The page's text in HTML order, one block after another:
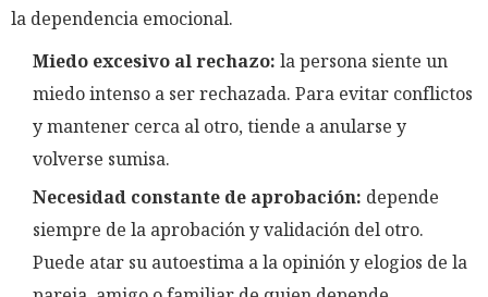
la dependencia emocional.
Miedo excesivo al rechazo: la persona siente un
miedo intenso a ser rechazada. Para evitar conflictos
y mantener cerca al otro, tiende a anularse y
volverse sumisa.
Necesidad constante de aprobación: depende
siempre de la aprobación y validación del otro.
Puede atar su autoestima a la opinión y elogios de la